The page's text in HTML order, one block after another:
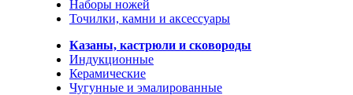
Наборы ножей
Точилки, камни и аксессуары
Казаны, кастрюли и сковороды
Индукционные
Керамические
Чугунные и эмалированные